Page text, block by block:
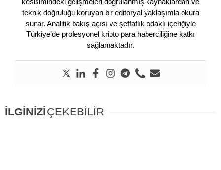
kesişimindeki gelişmeleri doğrulanmış kaynaklardan ve
teknik doğruluğu koruyan bir editoryal yaklaşımla okura
sunar. Analitik bakış açısı ve şeffaflık odaklı içeriğiyle
Türkiye’de profesyonel kripto para haberciliğine katkı
sağlamaktadır.
İLGİNİZİÇEKEBİLİR